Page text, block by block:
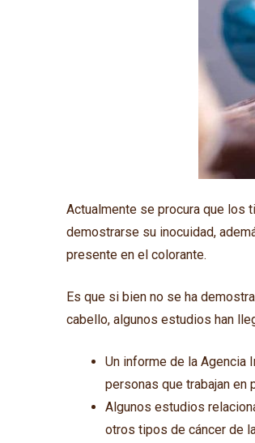
Actualmente se procura que los
demostrarse su inocuidad,
presente en el colorante.
Es que si bien no se ha
cabello, algunos estudios han
Un informe de la Agencia
personas que trabajan en
Algunos estudios
otros tipos de cáncer de